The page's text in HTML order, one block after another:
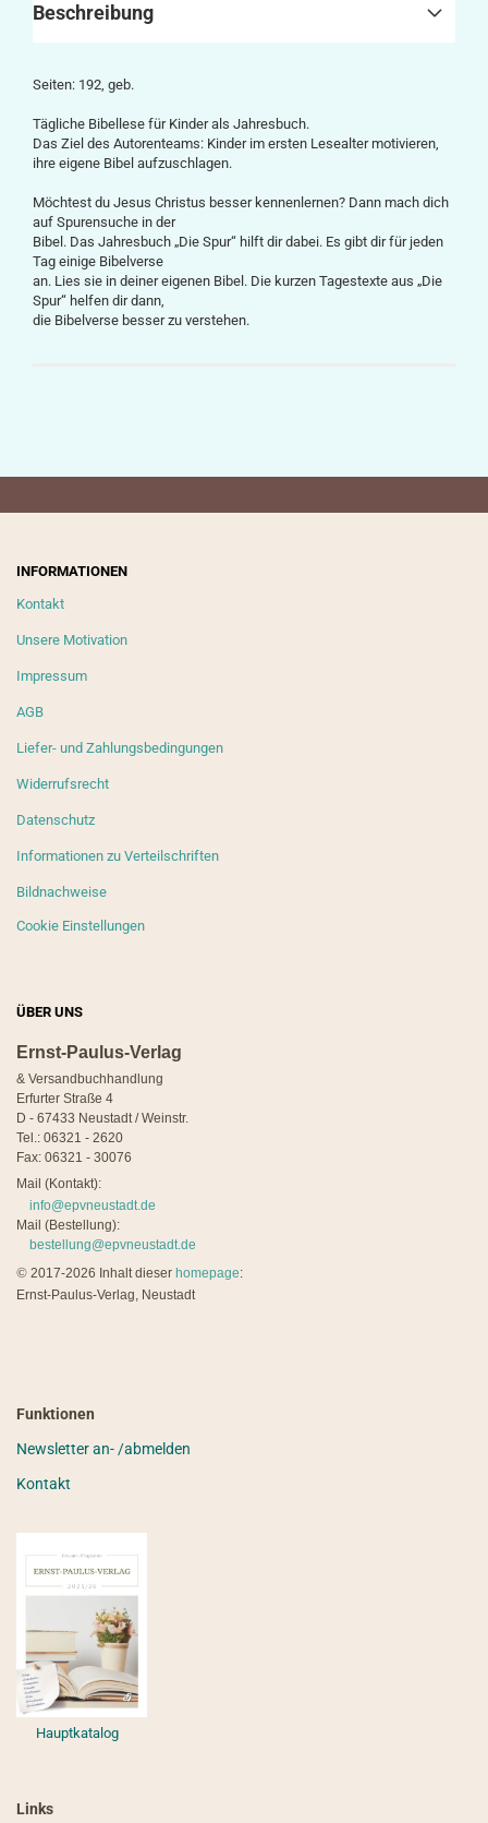
Beschreibung
Seiten: 192, geb.
Tägliche Bibellese für Kinder als Jahresbuch.
Das Ziel des Autorenteams: Kinder im ersten Lesealter motivieren,
ihre eigene Bibel aufzuschlagen.
Möchtest du Jesus Christus besser kennenlernen? Dann mach dich
auf Spurensuche in der
Bibel. Das Jahresbuch „Die Spur“ hilft dir dabei. Es gibt dir für jeden
Tag einige Bibelverse
an. Lies sie in deiner eigenen Bibel. Die kurzen Tagestexte aus „Die
Spur“ helfen dir dann,
die Bibelverse besser zu verstehen.
INFORMATIONEN
Kontakt
Unsere Motivation
Impressum
AGB
Liefer- und Zahlungsbedingungen
Widerrufsrecht
Datenschutz
Informationen zu Verteilschriften
Bildnachweise
Cookie Einstellungen
ÜBER UNS
Ernst-Paulus-Verlag
& Versandbuchhandlung
Erfurter Straße 4
D - 67433 Neustadt / Weinstr.
Tel.: 06321 - 2620
Fax: 06321 - 30076
Mail (Kontakt):
info@epvneustadt.de
Mail (Bestellung):
bestellung@epvneustadt.de
© 2017-2026 Inhalt dieser homepage:
Ernst-Paulus-Verlag, Neustadt
Funktionen
Newsletter an- /abmelden
Kontakt
Hauptkatalog
Links